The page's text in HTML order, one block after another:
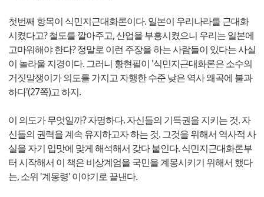
첫번째 항목이 식민지근대화론이다. 일본이 우리나라를 근대화
시켰다고? 철도를 깔아주고, 산업을 부흥시켰으니 우리는 일본에
고마워해야 한다? 정말로 이런 주장을 하는 사람들이 있다는 사실
이 놀라울 지경이다. 그러니 황현필이 '식민지근대화론은 소수의
거짓말쟁이가 의도를 가지고 자행한 수준 낮은 역사 왜곡에 불과
하다'(27쪽)고 하지.
이 의도가 무엇일까? 자명하다. 자신들의 기득권을 지키는 것. 자
신들의 권력을 계속 유지하고자 하는 것. 그것을 위해서 역사적 사
실을 자기 입맛에 맞게 해석해서 갖다 붙인다. 식민지근대화론부
터 시작해서 이 책은 비상계엄을 국민을 계몽시키기 위해서 했다
는, 소위 '계몽령' 이야기로 끝낸다.